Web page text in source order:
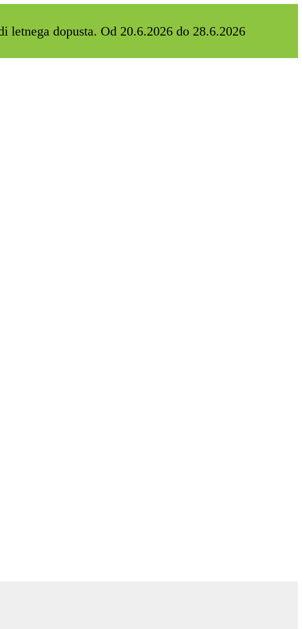
letnega dopusta. Od 20.6.2026 do 28.6.2026